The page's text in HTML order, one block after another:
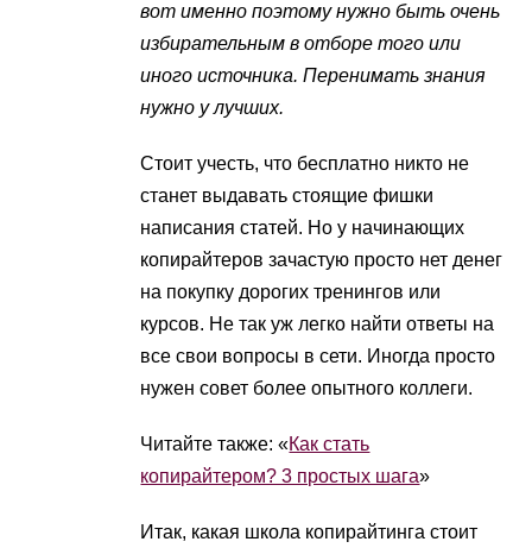
вот именно поэтому нужно быть очень
избирательным в отборе того или
иного источника. Перенимать знания
нужно у лучших.
Стоит учесть, что бесплатно никто не
станет выдавать стоящие фишки
написания статей. Но у начинающих
копирайтеров зачастую просто нет денег
на покупку дорогих тренингов или
курсов. Не так уж легко найти ответы на
все свои вопросы в сети. Иногда просто
нужен совет более опытного коллеги.
Читайте также: «Как стать
копирайтером? 3 простых шага»
Итак, какая школа копирайтинга стоит